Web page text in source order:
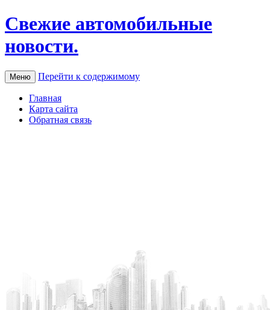
Свежие автомобильные
новости.
Меню Перейти к содержимому
Главная
Карта сайта
Обратная связь